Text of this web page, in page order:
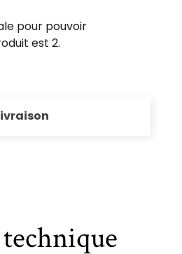
pour pouvoir
est 2.